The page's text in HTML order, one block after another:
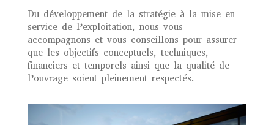
Du développement de la stratégie à la mise en
service de l’exploitation, nous vous
accompagnons et vous conseillons pour assurer
que les objectifs conceptuels, techniques,
financiers et temporels ainsi que la qualité de
l’ouvrage soient pleinement respectés.